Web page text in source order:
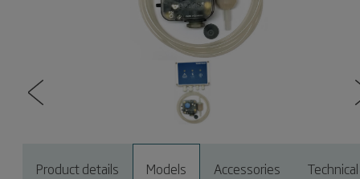
Product details Models Accessories